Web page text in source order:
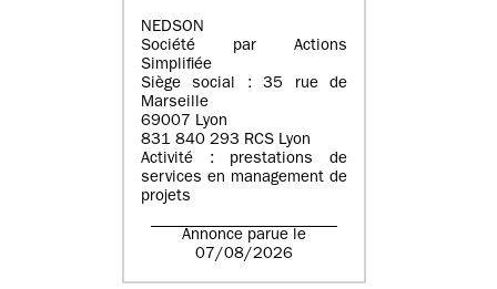
NEDSON
Société par Actions
Simplifiée
Siège social : 35 rue de
Marseille
69007 Lyon
831 840 293 RCS Lyon
Activité : prestations de
services en management de
projets
Annonce parue le
07/08/2026